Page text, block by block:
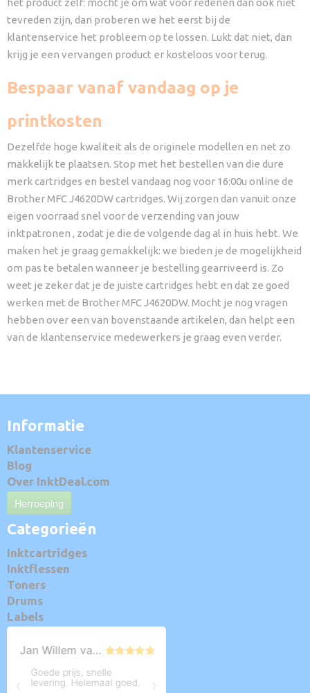
het product zelf: mocht je om wat voor redenen dan ook niet
tevreden zijn, dan proberen we het eerst bij de
klantenservice het probleem op te lossen. Lukt dat niet, dan
krijg je een vervangen product er kosteloos voor terug.
Bespaar vanaf vandaag op je
printkosten
Dezelfde hoge kwaliteit als de originele modellen en net zo
makkelijk te plaatsen. Stop met het bestellen van die dure
merk cartridges en bestel vandaag nog voor 16:00u online de
Brother MFC J4620DW cartridges. Wij zorgen dan vanuit onze
eigen voorraad snel voor de verzending van jouw
inktpatronen , zodat je die de volgende dag al in huis hebt. We
maken het je graag gemakkelijk: we bieden je de mogelijkheid
om pas te betalen wanneer je bestelling gearriveerd is. Zo
weet je zeker dat je de juiste cartridges hebt en dat ze goed
werken met de Brother MFC J4620DW. Mocht je nog vragen
hebben over een van bovenstaande artikelen, dan helpt een
van de klantenservice medewerkers je graag even verder.
Informatie
Klantenservice
Blog
Over InktDeal.com
Herroeping
Categorieën
Inktcartridges
Inktflessen
Toners
Drums
Labels